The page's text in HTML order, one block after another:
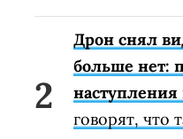
Дрон снял
больше нет:
говорят, что